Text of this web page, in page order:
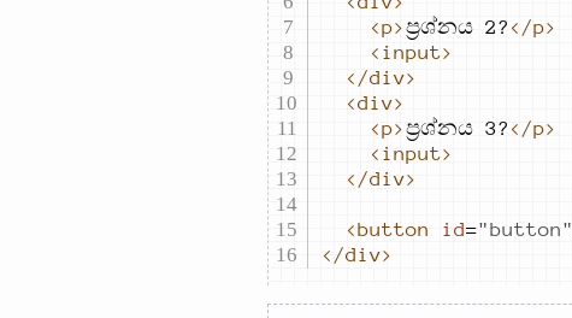
<p>ප්‍රශ්නය 2? </p>
<input>
</div>
<div>
<p>ප්‍රශ්නය 3? </p>
<input>
</div>
<button id="button"
</div>